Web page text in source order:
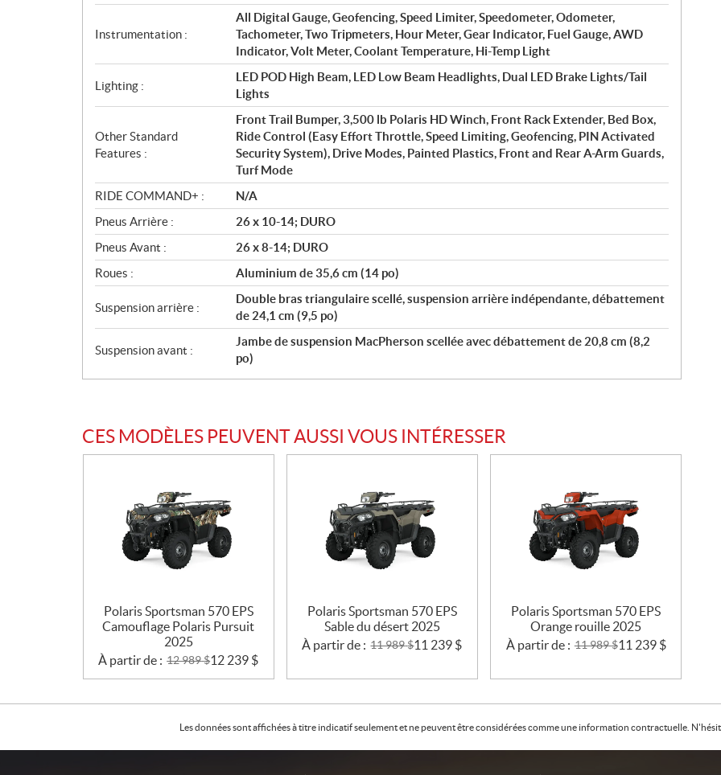
Instrumentation :
All Digital Gauge, Geofencing, Speed Limiter, Speedometer, Odometer,
Tachometer, Two Tripmeters, Hour Meter, Gear Indicator, Fuel Gauge, AWD
Indicator, Volt Meter, Coolant Temperature, Hi-Temp Light
Lighting :
LED POD High Beam, LED Low Beam Headlights, Dual LED Brake Lights/Tail
Lights
Other Standard
Features :
Front Trail Bumper, 3,500 lb Polaris HD Winch, Front Rack Extender, Bed Box,
Ride Control (Easy Effort Throttle, Speed Limiting, Geofencing, PIN Activated
Security System), Drive Modes, Painted Plastics, Front and Rear A-Arm Guards,
Turf Mode
RIDE COMMAND+ :
N/A
Pneus Arrière :
26 x 10-14; DURO
Pneus Avant :
26 x 8-14; DURO
Roues :
Aluminium de 35,6 cm (14 po)
Suspension arrière :
Double bras triangulaire scellé, suspension arrière indépendante, débattement
de 24,1 cm (9,5 po)
Suspension avant :
Jambe de suspension MacPherson scellée avec débattement de 20,8 cm (8,2
po)
CES MODÈLES PEUVENT AUSSI VOUS INTÉRESSER
Polaris Sportsman 570 EPS
Camouflage Polaris Pursuit
2025
À partir de : 12 989$12 239 $
Polaris Sportsman 570 EPS
Sable du désert 2025
À partir de : 11 989$11 239 $
Polaris Sportsman 570 EPS
Orange rouille 2025
À partir de : 11 989$11 239 $
Les données sont affichées à titre indicatif seulement et ne peuvent être considérées comme une information contractuelle.